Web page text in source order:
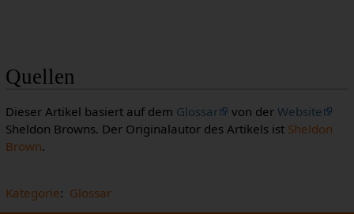
Quellen
Dieser Artikel basiert auf dem Glossar von der Website
Sheldon Browns. Der Originalautor des Artikels ist Sheldon
Brown.
Kategorie: Glossar